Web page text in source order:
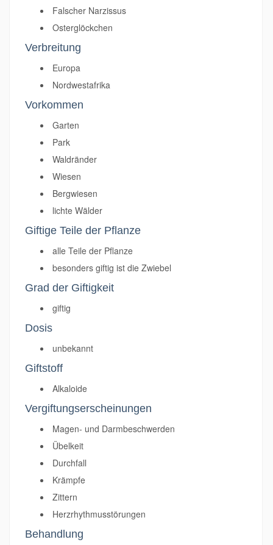
Falscher Narzissus
Osterglöckchen
Verbreitung
Europa
Nordwestafrika
Vorkommen
Garten
Park
Waldränder
Wiesen
Bergwiesen
lichte Wälder
Giftige Teile der Pflanze
alle Teile der Pflanze
besonders giftig ist die Zwiebel
Grad der Giftigkeit
giftig
Dosis
unbekannt
Giftstoff
Alkaloide
Vergiftungserscheinungen
Magen- und Darmbeschwerden
Übelkeit
Durchfall
Krämpfe
Zittern
Herzrhythmusstörungen
Behandlung